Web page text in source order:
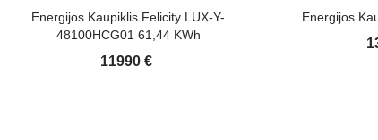
Energijos Kaupiklis Felicity LUX-Y-
48100HCG01 61,44 KWh
11990 €
Energijos